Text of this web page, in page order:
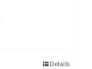
Details